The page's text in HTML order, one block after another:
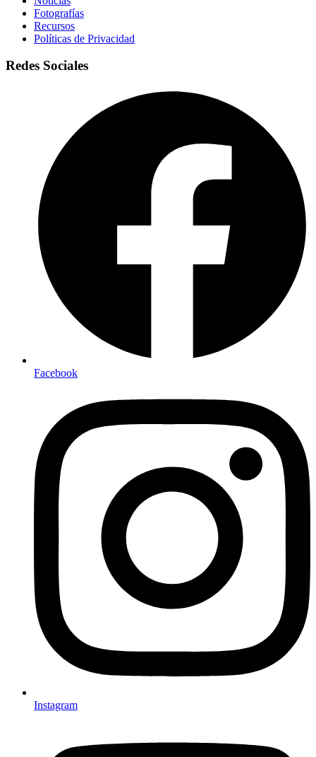
Fotografías
Recursos
Políticas de Privacidad
Redes Sociales
Facebook
Instagram